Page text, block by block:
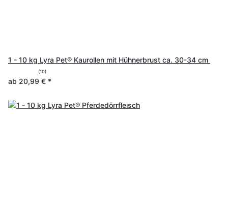
1 - 10 kg Lyra Pet® Kaurollen mit Hühnerbrust ca. 30-34 cm
(10)
ab 20,99 € *